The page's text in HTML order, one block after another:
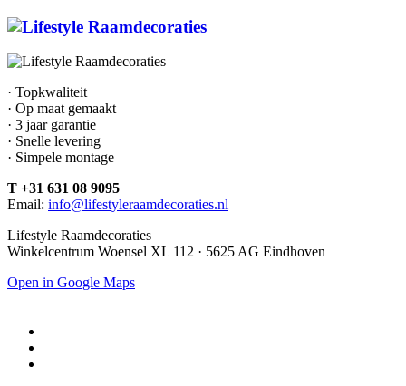
· Topkwaliteit
· Op maat gemaakt
· 3 jaar garantie
· Snelle levering
· Simpele montage
T +31 631 08 9095
Email: info@lifestyleraamdecoraties.nl
Lifestyle Raamdecoraties
Winkelcentrum Woensel XL 112 · 5625 AG Eindhoven
Open in Google Maps